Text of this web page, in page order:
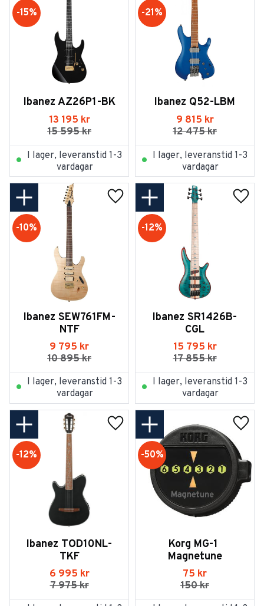
Ibanez AZ26P1-BK
13 195 kr
15 595kr
15%
I lager, leveranstid 1-3
vardagar
Ibanez Q52-LBM
9 815 kr
12 475kr
21%
I lager, leveranstid 1-3
vardagar
Ibanez SEW761FM-
NTF
9 795 kr
10 895kr
10%
Lägg till i favoriter
I lager, leveranstid 1-3
vardagar
Ibanez SR1426B-
CGL
15 795 kr
17 855kr
12%
I lager, leveranstid 1-3
vardagar
Ibanez TOD10NL-
TKF
6 995 kr
7 975kr
12%
Lägg till i favoriter
Korg MG-1
Magnetune
75 kr
150kr
50%